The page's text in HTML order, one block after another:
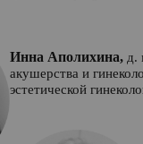
Инна Аполихина, д.
акушерства и
эстетической